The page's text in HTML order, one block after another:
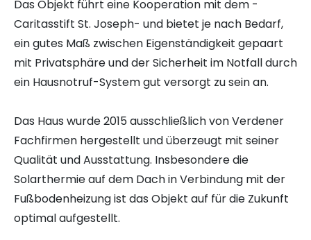
Das Objekt führt eine Kooperation mit dem -
Caritasstift St. Joseph- und bietet je nach Bedarf,
ein gutes Maß zwischen Eigenständigkeit gepaart
mit Privatsphäre und der Sicherheit im Notfall durch
ein Hausnotruf-System gut versorgt zu sein an.
Das Haus wurde 2015 ausschließlich von Verdener
Fachfirmen hergestellt und überzeugt mit seiner
Qualität und Ausstattung. Insbesondere die
Solarthermie auf dem Dach in Verbindung mit der
Fußbodenheizung ist das Objekt auf für die Zukunft
optimal aufgestellt.